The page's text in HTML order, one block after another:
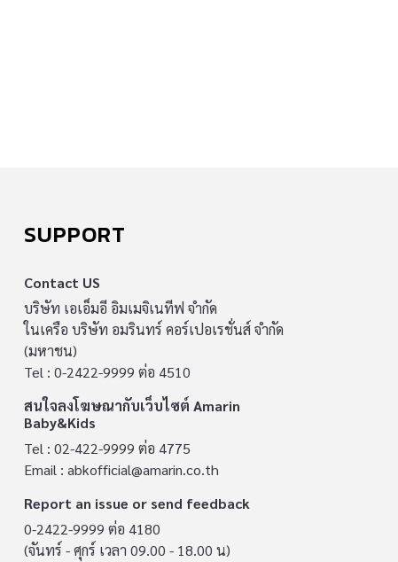
SUPPORT
Contact US
บริษัท เอเอ็มอี อิมเมจิเนทีฟ จำกัด
ในเครือ บริษัท อมรินทร์ คอร์เปอเรชั่นส์ จำกัด
(มหาชน)
Tel : 0-2422-9999 ต่อ 4510
สนใจลงโฆษณากับเว็บไซต์ Amarin
Baby&Kids
Tel : 02-422-9999 ต่อ 4775
Email : abkofficial@amarin.co.th
Report an issue or send feedback
0-2422-9999 ต่อ 4180
(จันทร์ - ศุกร์ เวลา 09.00 - 18.00 น)